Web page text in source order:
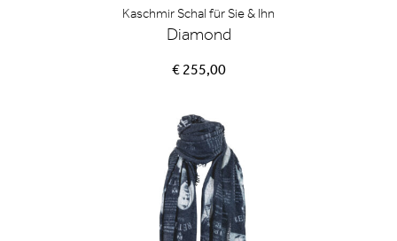
Kaschmir Schal für Sie & Ihn
Diamond
€ 255,00